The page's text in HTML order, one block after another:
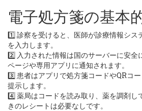
電子処方箋の基本
1️⃣ 診察を受けると、医師が診療情報シス
を入力します。
2️⃣ 入力された情報は国のサーバーに安全
ページや専用アプリに通知されます。
3️⃣ 患者はアプリで処方箋コードやQRコ
提示します。
4️⃣ 薬局はコードを読み取り、薬を調剤し
きのレシートは必要なしです。